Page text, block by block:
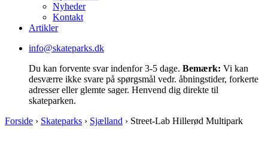
Nyheder
Kontakt
Artikler
info@skateparks.dk
Du kan forvente svar indenfor 3-5 dage. Bemærk: Vi kan
desværre ikke svare på spørgsmål vedr. åbningstider, forkerte
adresser eller glemte sager. Henvend dig direkte til
skateparken.
Forside › Skateparks › Sjælland › Street-Lab Hillerød Multipark